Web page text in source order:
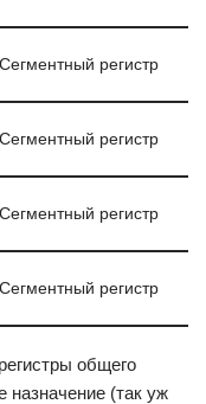
Сегментный регистр
Сегментный регистр
Сегментный регистр
Сегментный регистр
общего
назначение (так уж